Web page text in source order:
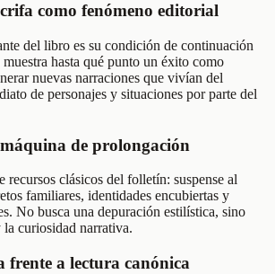
como fenómeno editorial
del libro es su condición de continuación
hasta qué punto un éxito como
nuevas narraciones que vivían del
de personajes y situaciones por parte del
de prolongación
recursos clásicos del folletín: suspense al
familiares, identidades encubiertas y
No busca una depuración estilística, sino
curiosidad narrativa.
frente a lectura canónica